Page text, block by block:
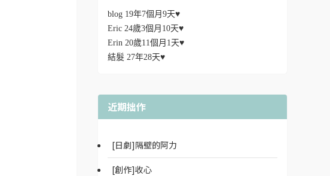
blog 19年7個月9天♥
Eric 24歲3個月10天♥
Erin 20歲11個月1天♥
結髮 27年28天♥
近期拙作
[日劇]隔壁的阿力
[創作]收心